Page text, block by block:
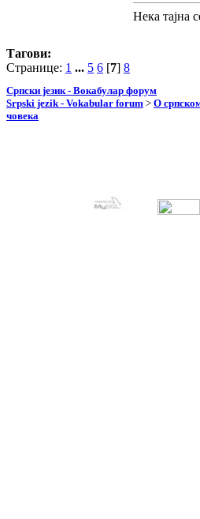
Нека тајна
Тагови:
Странице: 1 ... 5 6 [7] 8
Српски језик - Вокабулар форум
Srpski jezik - Vokabular forum > О
човека